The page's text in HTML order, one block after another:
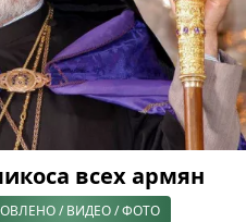
всех армян
/ ВИДЕО / ФОТО